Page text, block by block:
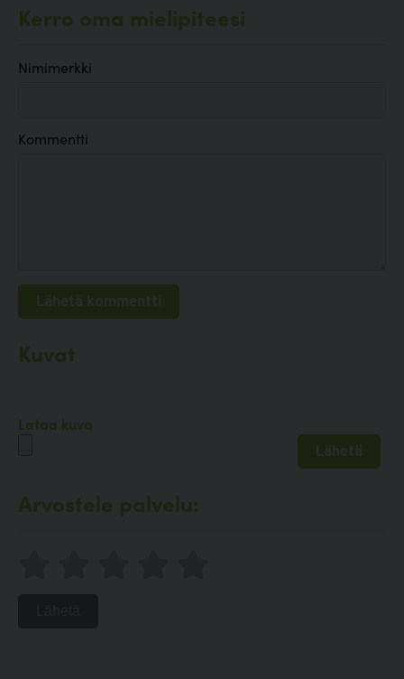
Kerro oma mielipiteesi
Nimimerkki
Kommentti
Kuvat
Lataa kuva
Arvostele palvelu: